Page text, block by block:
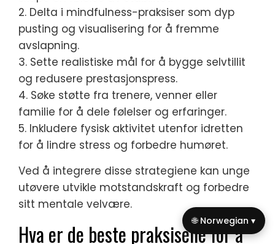
2. Delta i mindfulness-praksiser som dyp
pusting og visualisering for å fremme
avslapning.
3. Sette realistiske mål for å bygge selvtillit
og redusere prestasjonspress.
4. Søke støtte fra trenere, venner eller
familie for å dele følelser og erfaringer.
5. Inkludere fysisk aktivitet utenfor idretten
for å lindre stress og forbedre humøret.
Ved å integrere disse strategiene kan unge
utøvere utvikle motstandskraft og forbedre
sitt mentale velvære.
Hva er de beste praksisene for å
🌐 Norwegian ▾